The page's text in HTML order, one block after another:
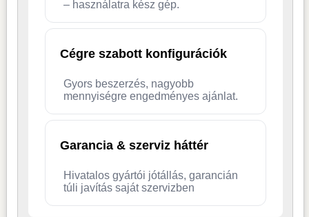
– használatra kész gép.
Cégre szabott konfigurációk
Gyors beszerzés, nagyobb
mennyiségre engedményes ajánlat.
Garancia & szerviz háttér
Hivatalos gyártói jótállás, garancián
túli javítás saját szervizben